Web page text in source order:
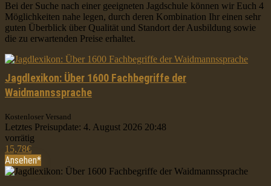
Bei der Suche nach einer geeigneten Jagdschule können wir Euch 4
Möglichkeiten nahe legen, durch deren Kombination Ihr einen sehr
guten Überblick über Qualität und Standort der Ausbildung sowie
die zu erwartenden Preise erhaltet.
Jagdlexikon: Über 1600 Fachbegriffe der
Waidmannssprache
Kostenloser Versand
Letztes Preisupdate: 4. August 2026 20:48
vorrätig
15,78€
Ansehen*